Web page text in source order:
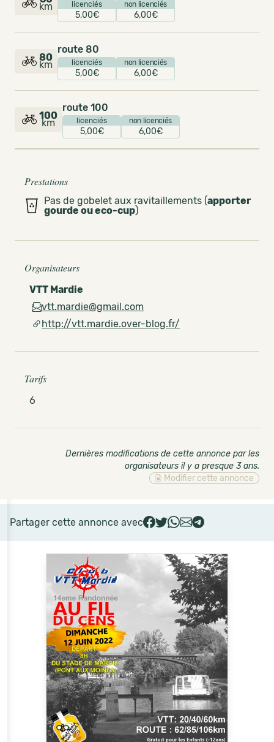
km licenciés
5,00€
non licenciés
6,00€
80
km
route 80
licenciés
5,00€
non licenciés
6,00€
100
km
route 100
licenciés
5,00€
non licenciés
6,00€
Prestations
Pas de gobelet aux ravitaillements (apporter
gourde ou eco-cup)
Organisateurs
VTT Mardie
vtt.mardie@gmail.com
http://vtt.mardie.over-blog.fr/
Tarifs
6
Dernières modifications de cette annonce par les
organisateurs il y a presque 3 ans.
Modifier cette annonce
Partager cette annonce avec